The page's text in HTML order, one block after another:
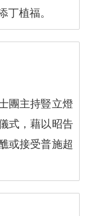
丁植福。
團主持豎立燈
式，藉以昭告
或接受普施超